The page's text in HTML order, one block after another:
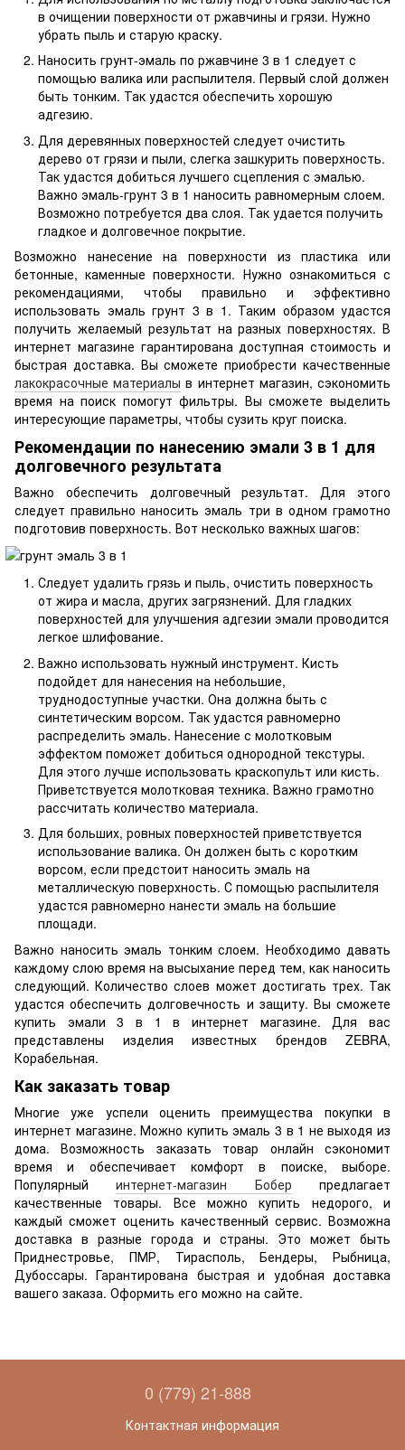
в очищении поверхности от ржавчины и грязи. Нужно
убрать пыль и старую краску.
Наносить грунт-эмаль по ржавчине 3 в 1 следует с
помощью валика или распылителя. Первый слой должен
быть тонким. Так удастся обеспечить хорошую
адгезию.
Для деревянных поверхностей следует очистить
дерево от грязи и пыли, слегка зашкурить поверхность.
Так удастся добиться лучшего сцепления с эмалью.
Важно эмаль-грунт 3 в 1 наносить равномерным слоем.
Возможно потребуется два слоя. Так удается получить
гладкое и долговечное покрытие.
Возможно нанесение на поверхности из пластика или
бетонные, каменные поверхности. Нужно ознакомиться с
рекомендациями, чтобы правильно и эффективно
использовать эмаль грунт 3 в 1. Таким образом удастся
получить желаемый результат на разных поверхностях. В
интернет магазине гарантирована доступная стоимость и
быстрая доставка. Вы сможете приобрести качественные
лакокрасочные материалы в интернет магазин, сэкономить
время на поиск помогут фильтры. Вы сможете выделить
интересующие параметры, чтобы сузить круг поиска.
Рекомендации по нанесению эмали 3 в 1 для
долговечного результата
Важно обеспечить долговечный результат. Для этого
следует правильно наносить эмаль три в одном грамотно
подготовив поверхность. Вот несколько важных шагов:
Следует удалить грязь и пыль, очистить поверхность
от жира и масла, других загрязнений. Для гладких
поверхностей для улучшения адгезии эмали проводится
легкое шлифование.
Важно использовать нужный инструмент. Кисть
подойдет для нанесения на небольшие,
труднодоступные участки. Она должна быть с
синтетическим ворсом. Так удастся равномерно
распределить эмаль. Нанесение с молотковым
эффектом поможет добиться однородной текстуры.
Для этого лучше использовать краскопульт или кисть.
Приветствуется молотковая техника. Важно грамотно
рассчитать количество материала.
Для больших, ровных поверхностей приветствуется
использование валика. Он должен быть с коротким
ворсом, если предстоит наносить эмаль на
металлическую поверхность. С помощью распылителя
удастся равномерно нанести эмаль на большие
площади.
Важно наносить эмаль тонким слоем. Необходимо давать
каждому слою время на высыхание перед тем, как наносить
следующий. Количество слоев может достигать трех. Так
удастся обеспечить долговечность и защиту. Вы сможете
купить эмали 3 в 1 в интернет магазине. Для вас
представлены изделия известных брендов ZEBRA,
Корабельная.
Как заказать товар
Многие уже успели оценить преимущества покупки в
интернет магазине. Можно купить эмаль 3 в 1 не выходя из
дома. Возможность заказать товар онлайн сэкономит
время и обеспечивает комфорт в поиске, выборе.
Популярныйинтернет-магазин Бобер предлагает
качественные товары. Все можно купить недорого, и
каждый сможет оценить качественный сервис. Возможна
доставка в разные города и страны. Это может быть
Приднестровье, ПМР, Тирасполь, Бендеры, Рыбница,
Дубоссары. Гарантирована быстрая и удобная доставка
вашего заказа. Оформить его можно на сайте.
0 (779) 21-888
Контактная информация